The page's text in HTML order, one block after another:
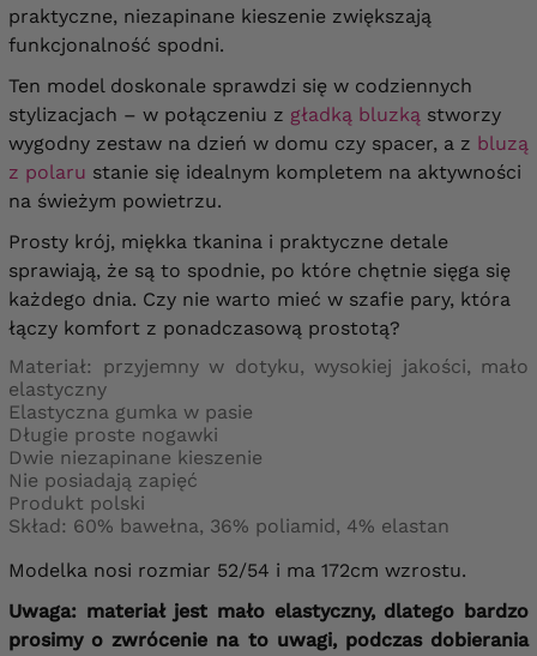
praktyczne, niezapinane kieszenie zwiększają
funkcjonalność spodni.
Ten model doskonale sprawdzi się w codziennych
stylizacjach – w połączeniu z gładką bluzką stworzy
wygodny zestaw na dzień w domu czy spacer, a z bluzą
z polaru stanie się idealnym kompletem na aktywności
na świeżym powietrzu.
Prosty krój, miękka tkanina i praktyczne detale
sprawiają, że są to spodnie, po które chętnie sięga się
każdego dnia. Czy nie warto mieć w szafie pary, która
łączy komfort z ponadczasową prostotą?
Materiał: przyjemny w dotyku, wysokiej jakości, mało
elastyczny
Elastyczna gumka w pasie
Długie proste nogawki
Dwie niezapinane kieszenie
Nie posiadają zapięć
Produkt polski
Skład: 60% bawełna, 36% poliamid, 4% elastan
Modelka nosi rozmiar 52/54 i ma 172cm wzrostu.
Uwaga: materiał jest mało elastyczny, dlatego bardzo
prosimy o zwrócenie na to uwagi, podczas dobierania